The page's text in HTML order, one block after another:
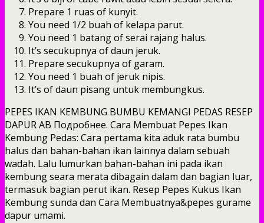
Prepare 1 ruas of kunyit.
You need 1/2 buah of kelapa parut.
You need 1 batang of serai rajang halus.
It’s secukupnya of daun jeruk.
Prepare secukupnya of garam.
You need 1 buah of jeruk nipis.
It’s of daun pisang untuk membungkus.
PEPES IKAN KEMBUNG BUMBU KEMANGI PEDAS RESEP
DAPUR AB Подробнее. Cara Membuat Pepes Ikan
Kembung Pedas: Cara pertama kita aduk rata bumbu
halus dan bahan-bahan ikan lainnya dalam sebuah
wadah. Lalu lumurkan bahan-bahan ini pada ikan
kembung seara merata dibagain dalam dan bagian luar,
termasuk bagian perut ikan. Resep Pepes Kukus Ikan
Kembung sunda dan Cara Membuatnya&pepes gurame
dapur umami.